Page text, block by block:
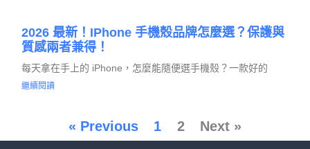
2026 最新！iPhone 手機殼品牌怎麼選？保護與
質感兩者兼得！
每天拿在手上的 iPhone，怎麼能隨便選手機殼？一款好的
繼續閱讀
« Previous 1 2 Next »